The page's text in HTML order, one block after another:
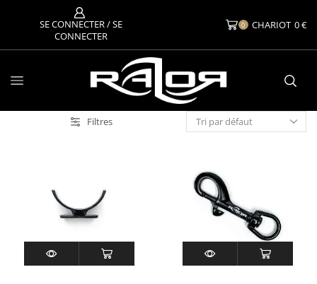
SE CONNECTER / SE
CONNECTER
0 CHARIOT 0€
Filtres